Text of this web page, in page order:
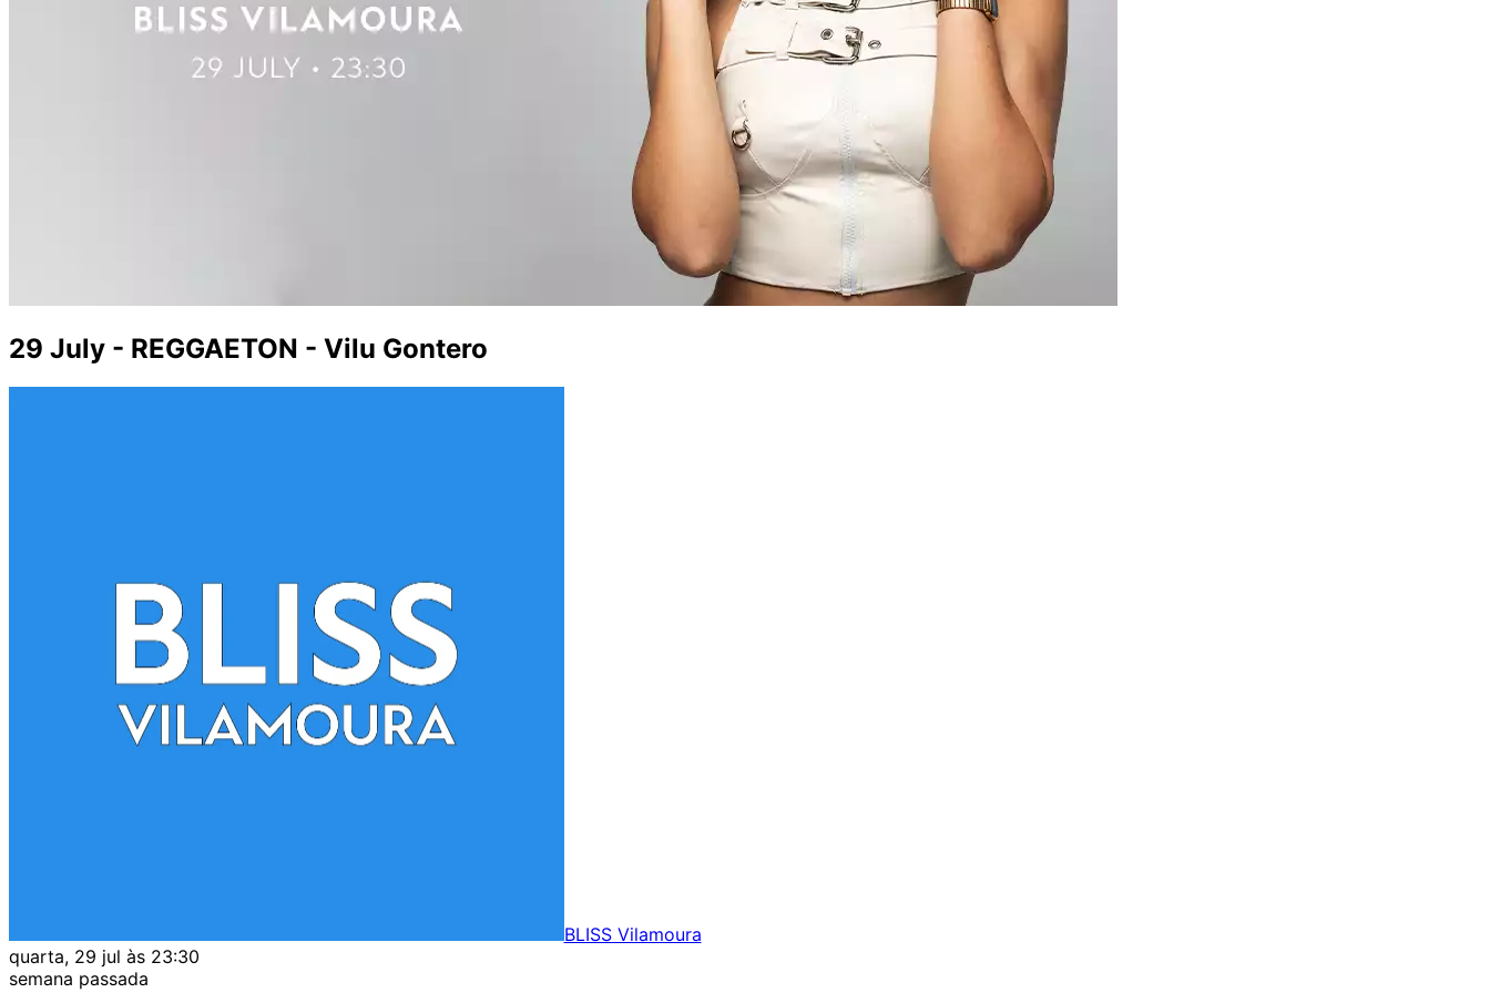
29 July - REGGAETON - Vilu Gontero
BLISS Vilamoura
quarta, 29 jul às 23:30
semana passada